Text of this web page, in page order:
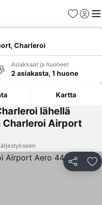
Suosikit
Charleroi
Asiakkaat ja huoneet
2 asiakasta, 1 huone
Kartta
lähellä
Airport
Jaa